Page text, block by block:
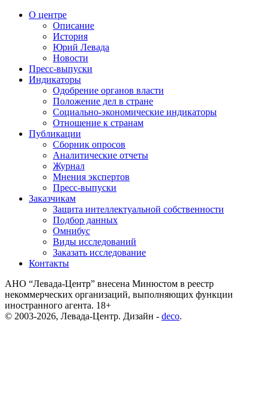
О центре
Описание
История
Юрий Левада
Новости
Пресс-выпуски
Индикаторы
Одобрение органов власти
Положение дел в стране
Социально-экономические индикаторы
Отношение к странам
Публикации
Сборник опросов
Аналитические отчеты
Журнал
Мнения экспертов
Пресс-выпуски
Заказчикам
Защита интеллектуальной собственности
Подбор данных
Омнибус
Виды исследований
Заказать исследование
Контакты
АНО “Левада-Центр” внесена Минюстом в реестр
некоммерческих организаций, выполняющих функции
иностранного агента. 18+
© 2003-2026, Левада-Центр. Дизайн - deco.